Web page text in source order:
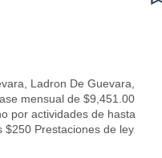
Ladron De Guevara,
mensual de $9,451.00
por actividades de hasta
$250 Prestaciones de ley